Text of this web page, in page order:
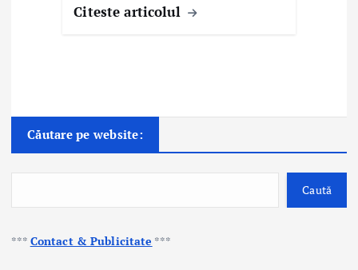
Citeste articolul
Căutare pe website:
Caută
*** Contact & Publicitate ***